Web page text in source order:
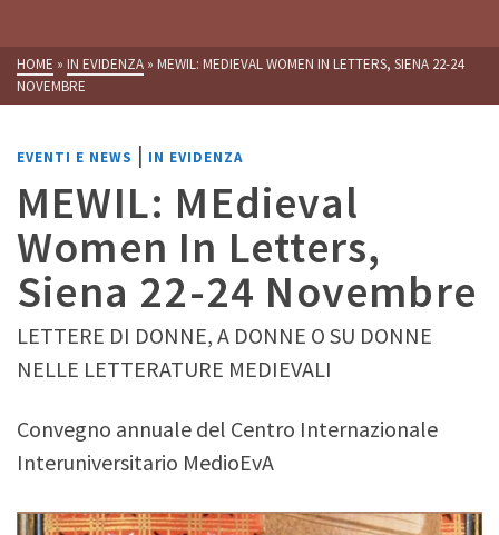
HOME » IN EVIDENZA » MEWIL: MEDIEVAL WOMEN IN LETTERS, SIENA 22-24
NOVEMBRE
EVENTI E NEWS | IN EVIDENZA
MEWIL: MEdieval
Women In Letters,
Siena 22-24 Novembre
LETTERE DI DONNE, A DONNE O SU DONNE
NELLE LETTERATURE MEDIEVALI
Convegno annuale del Centro Internazionale
Interuniversitario MedioEvA